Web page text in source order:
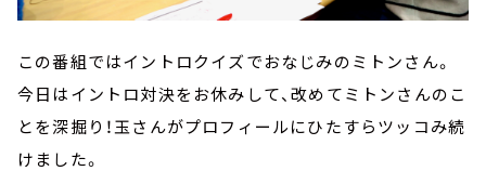
この番組ではイントロクイズでおなじみのミトンさん。
今日はイントロ対決をお休みして、改めてミトンさんのこ
とを深掘り！玉さんがプロフィールにひたすらツッコみ続
けました。